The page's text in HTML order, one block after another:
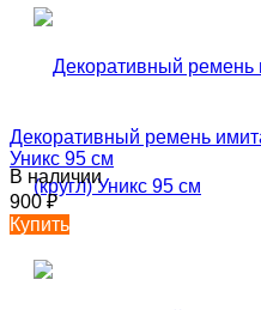
Декоративный ремень
Уникс 95 см
В наличии
900₽
Купить